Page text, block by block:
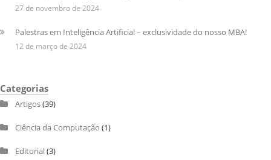
27 de novembro de 2024
Palestras em Inteligência Artificial – exclusividade do nosso MBA!
12 de março de 2024
Categorias
Artigos(39)
Ciência da Computação (1)
Editorial(3)